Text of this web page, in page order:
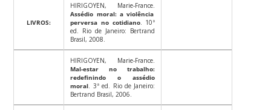
LIVROS:
HIRIGOYEN, Marie-France.
Assédio moral: a violência
perversa no cotidiano. 10ª
ed. Rio de Janeiro: Bertrand
Brasil, 2008.
HIRIGOYEN, Marie-France.
Mal-estar no trabalho:
redefinindo o assédio
moral . 3ª ed. Rio de Janeiro:
Bertrand Brasil, 2006.